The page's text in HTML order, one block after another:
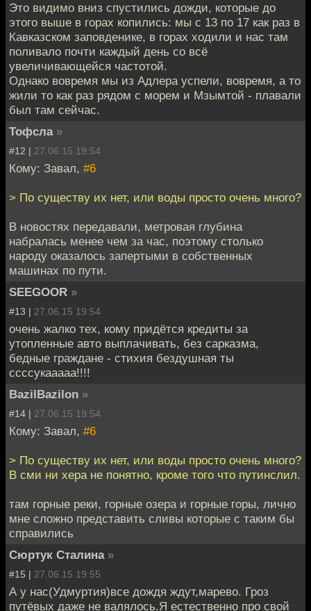
Это видимо вниз спустились дожди, которые до
этого выше в горах копились: мы с 13 по 17 как раз в
Кавказском заповденике, в горах ходили и нас там
поливало почти каждый день со всё
увеличивающейся частотой.
Однако вовремя мы из Адлера успели, вовремя, а то
жили то как раз рядом с морем и Мзымтой - плавали
был там сейчас.
Тофсла »
#12 | 27.06.15 19:54
Кому: Завал, #6
> По существу их нет, или воды просто очень много?
В новостях передавали, метровая глубина
набралась менее чем за час, поэтому столько
народу оказалось запертыми в собственных
машинах по пути.
SEEGOOR »
#13 | 27.06.15 19:54
очень жалко тех, кому придётся кредиты за
утопленные авто выплачивать, без сарказма,
бедные граждане - стихия бездушная ты
ссссукааааа!!!!
BazilBazilon »
#14 | 27.06.15 19:54
Кому: Завал, #6
> По существу их нет, или воды просто очень много?
В сми ни хера не понятно, кроме того что путинслил.
там горные реки, горные озера и горные горы, лично
мне сложно представить сливы которые с таким бы
справились
Сюртук Сталина »
#15 | 27.06.15 19:55
А у нас(Удмуртия)все дождя ждут,марево. Гроз
путёвых даже не валялось.Я естественно про свой